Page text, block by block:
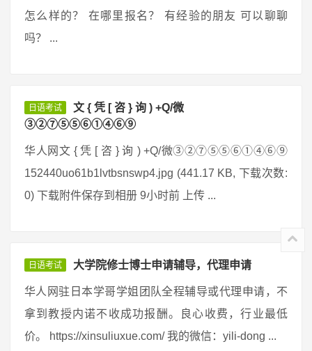
怎么样的？ 在哪里报名？ 有经验的朋友 可以聊聊
吗？ ...
日语考试
文 { 凭 [ 咨 } 询 ) +Q/微
③②⑦⑤⑤⑥①④⑥⑨
华人网文 { 凭 [ 咨 } 询 ) +Q/微③②⑦⑤⑤⑥①④⑥⑨
152440uo61b1lvtbsnswp4.jpg (441.17 KB, 下载次数:
0) 下载附件保存到相册 9小时前 上传 ...
日语考试 大学院修士博士申请辅导，代理申请
华人网驻日本学哥学姐团队全程辅导或代理申请，不
拿到教授内诺不收成功报酬。良心收费，行业最低
价。 https://xinsuliuxue.com/ 我的微信：yili-dong ...